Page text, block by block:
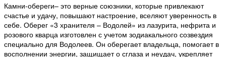
Камни-обереги– это верные союзники, которые привлекают
счастье и удачу, повышают настроение, вселяют уверенность в
себе. Оберег «3 хранителя – Водолей» из лазурита, нефрита и
розового кварца изготовлен с учетом зодиакального созвездия
специально для Водолеев. Он оберегает владельца, помогает в
восполнении энергии, защищает о сглаза и неудач, укрепляет